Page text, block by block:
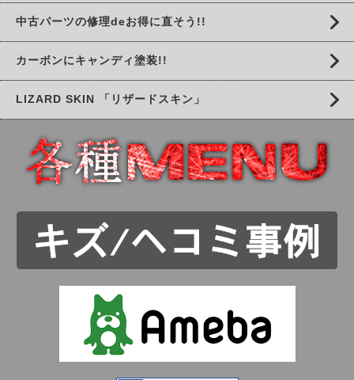
中古パーツの修理deお得に直そう!!
カーボンにキャンディ塗装!!
LIZARD SKIN 「リザードスキン」